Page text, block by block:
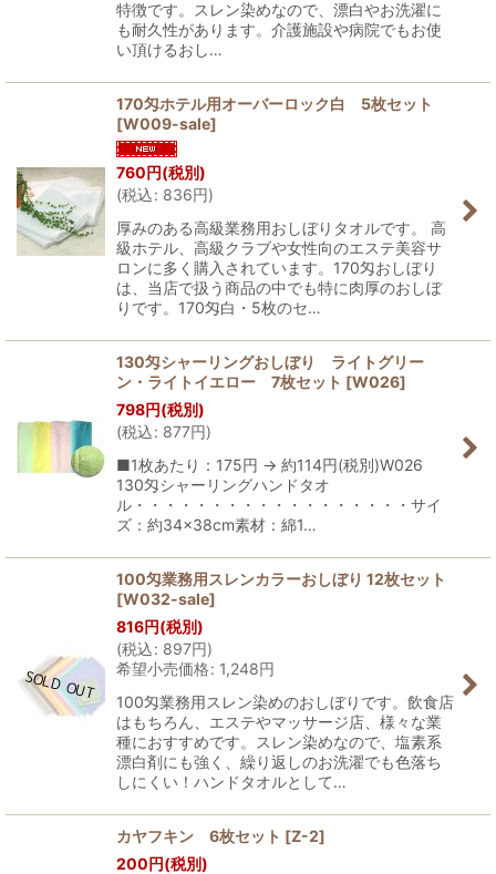
特徴です。スレン染めなので、漂白やお洗濯に
も耐久性があります。介護施設や病院でもお使
い頂けるおし…
170匁ホテル用オーバーロック白 5枚セット
[W009-sale]
760円(税別)
(税込: 836円)
厚みのある高級業務用おしぼりタオルです。 高
級ホテル、高級クラブや女性向のエステ美容サ
ロンに多く購入されています。170匁おしぼり
は、当店で扱う商品の中でも特に肉厚のおしぼ
りです。170匁白・5枚のセ…
130匁シャーリングおしぼり ライトグリー
ン・ライトイエロー 7枚セット [W026]
798円(税別)
(税込: 877円)
■1枚あたり：175円 → 約114円(税別)W026
130匁シャーリングハンドタオ
ル・・・・・・・・・・・・・・・・・・サイ
ズ：約34×38cm素材：綿1…
100匁業務用スレンカラーおしぼり 12枚セット
[W032-sale]
816円(税別)
(税込: 897円)
希望小売価格: 1,248円
100匁業務用スレン染めのおしぼりです。飲食店
はもちろん、エステやマッサージ店、様々な業
種におすすめです。スレン染めなので、塩素系
漂白剤にも強く、繰り返しのお洗濯でも色落ち
しにくい！ハンドタオルとして…
カヤフキン 6枚セット [Z-2]
200円(税別)